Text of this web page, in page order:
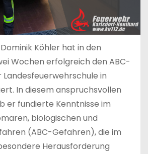
Köhler hat in den
Wochen erfolgreich den ABC-
Landesfeuerwehrschule in
In diesem anspruchsvollen
er fundierte Kenntnisse im
biologischen und
(ABC-Gefahren), die im
Herausforderung